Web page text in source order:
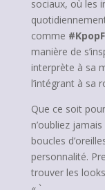
sociaux, où les
comme
manière de
interprète à sa
l’intégrant à sa
Que ce soit
n’oubliez
boucles
personnalité.
trouver les